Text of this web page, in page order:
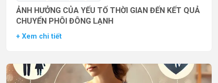
ẢNH HƯỞNG CỦA YẾU TỐ THỜI GIAN ĐẾN KẾT QUẢ
CHUYỂN PHÔI ĐÔNG LẠNH
+ Xem chi tiết